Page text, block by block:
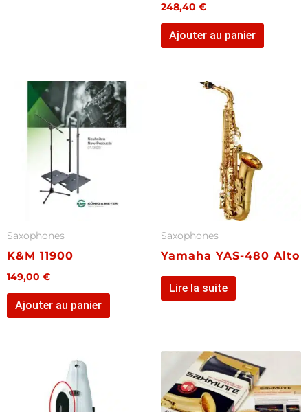
248,40 €
Ajouter au panier
Saxophones
K&M 11900
149,00 €
Ajouter au panier
Saxophones
Yamaha YAS-480 Alto
Lire la suite